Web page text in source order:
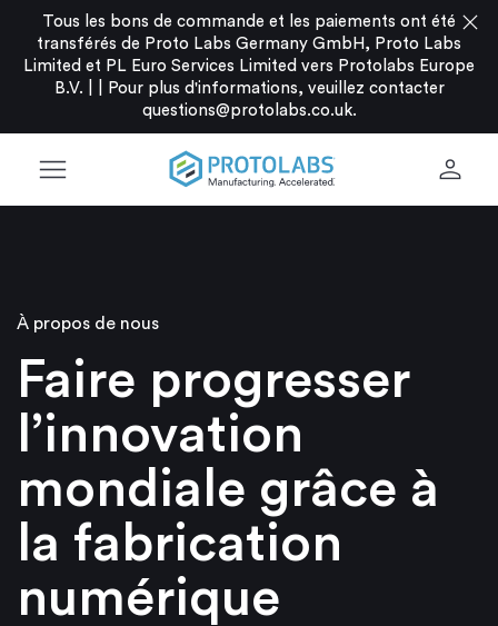
Tous les bons de commande et les paiements ont été
transférés de Proto Labs Germany GmbH, Proto Labs
Limited et PL Euro Services Limited vers Protolabs Europe
B.V. |
Pour plus d'informations, veuillez contacter
questions@protolabs.co.uk.
close
menu person
À propos de nous
Faire progresser
l’innovation
mondiale grâce à
la fabrication
numérique